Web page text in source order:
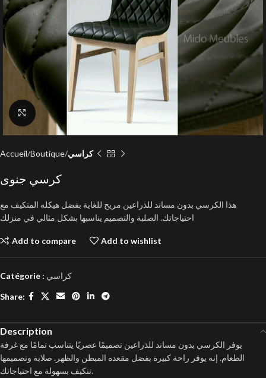
Click to enlarge
Accueil Boutique كراسي
كرسي جنوى
هذا الكرسي بدون مساند للذراعين مريح للغاية بفضل هيكله المتكيف مع
احتياجاتك. الصلبة والتصميم يناسبها بشكل مثالي في منزلك
Add to compare Add to wishlist
Catégorie : كراسي
Share:
Description
يوفر الكرسي بدون مساند للذراعين تصميمًا عصريًا يتناسب تمامًا مع غرفة
الطعام. إنه يوفر راحة كبيرة بفضل مقعده المبطن والظهر. صلابة وتصميمها
تتكيف بسهولة مع احتياجاتك.